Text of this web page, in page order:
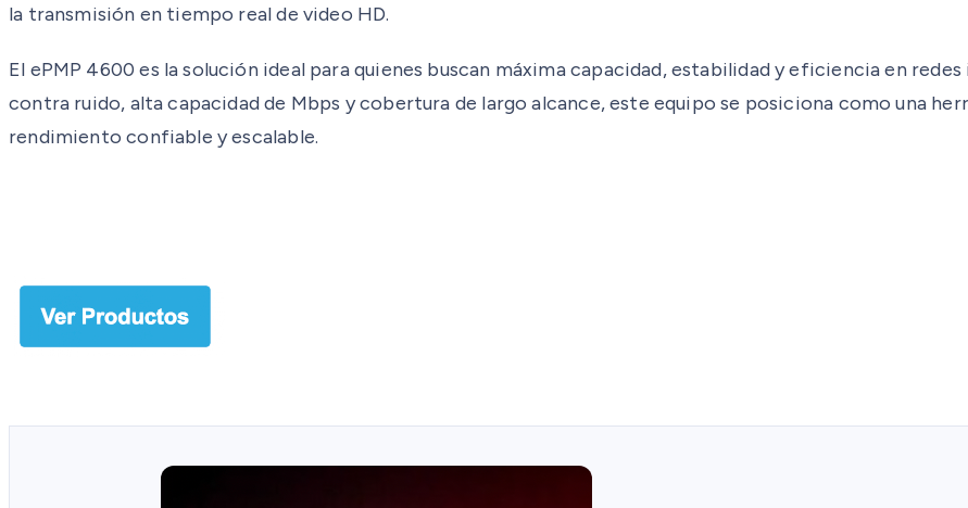
la transmisión en tiempo real de video HD.
El ePMP 4600 es la solución ideal para quienes buscan máxima capacidad, estabilidad y eficiencia en
contra ruido, alta capacidad de Mbps y cobertura de largo alcance, este equipo se posiciona como una
rendimiento confiable y escalable.